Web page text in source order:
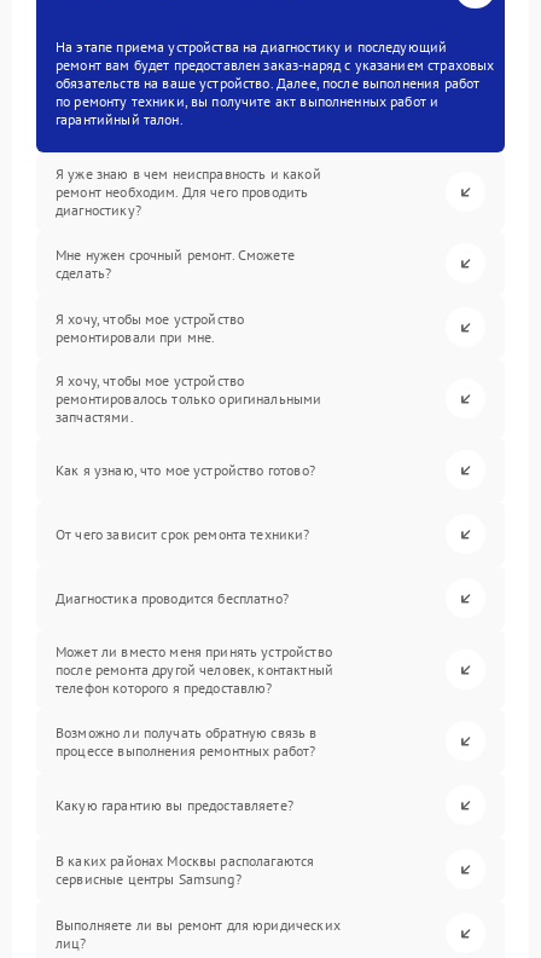
На этапе приема устройства на диагностику и последующий
ремонт вам будет предоставлен заказ-наряд с указанием страховых
обязательств на ваше устройство. Далее, после выполнения работ
по ремонту техники, вы получите акт выполненных работ и
гарантийный талон.
Я уже знаю в чем неисправность и какой
ремонт необходим. Для чего проводить
диагностику?
Мне нужен срочный ремонт. Сможете
сделать?
Я хочу, чтобы мое устройство
ремонтировали при мне.
Я хочу, чтобы мое устройство
ремонтировалось только оригинальными
запчастями.
Как я узнаю, что мое устройство готово?
От чего зависит срок ремонта техники?
Диагностика проводится бесплатно?
Может ли вместо меня принять устройство
после ремонта другой человек, контактный
телефон которого я предоставлю?
Возможно ли получать обратную связь в
процессе выполнения ремонтных работ?
Какую гарантию вы предоставляете?
В каких районах Москвы располагаются
сервисные центры Samsung?
Выполняете ли вы ремонт для юридических
лиц?